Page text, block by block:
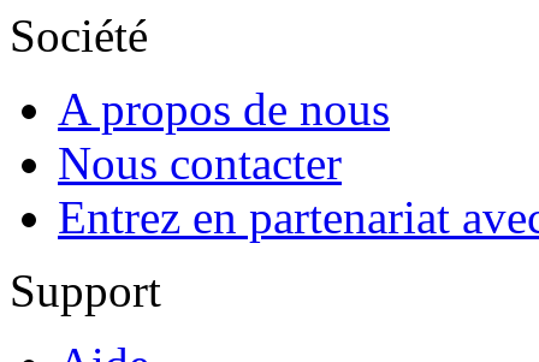
Société
A propos de nous
Nous contacter
Entrez en partenariat
Support